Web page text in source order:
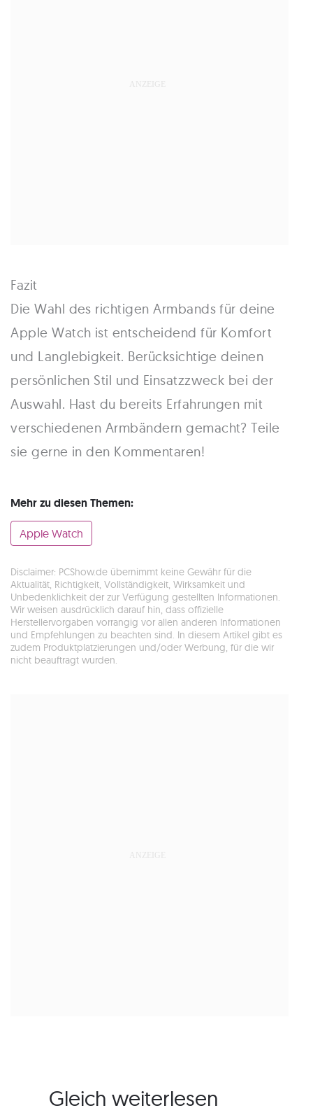
Fazit
Die Wahl des richtigen Armbands für deine
Apple Watch ist entscheidend für Komfort
und Langlebigkeit. Berücksichtige deinen
persönlichen Stil und Einsatzzweck bei der
Auswahl. Hast du bereits Erfahrungen mit
verschiedenen Armbändern gemacht? Teile
sie gerne in den Kommentaren!
Mehr zu diesen Themen:
Apple Watch
Disclaimer: PCShow.de übernimmt keine Gewähr für die
Aktualität, Richtigkeit, Vollständigkeit, Wirksamkeit und
Unbedenklichkeit der zur Verfügung gestellten Informationen.
Wir weisen ausdrücklich darauf hin, dass offizielle
Herstellervorgaben vorrangig vor allen anderen Informationen
und Empfehlungen zu beachten sind. In diesem Artikel gibt es
zudem Produktplatzierungen und/oder Werbung, für die wir
nicht beauftragt wurden.
Gleich weiterlesen